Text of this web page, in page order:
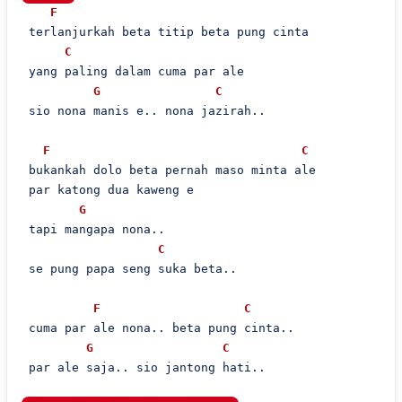
F
terlanjurkah beta titip beta pung cinta
C
yang paling dalam cuma par ale
G
C
sio nona manis e.. nona jazirah..
F
C
bukankah dolo beta pernah maso minta ale
par katong dua kaweng e
G
tapi mangapa nona..
C
se pung papa seng suka beta..
F
C
cuma par ale nona.. beta pung cinta..
G
C
par ale saja.. sio jantong hati..